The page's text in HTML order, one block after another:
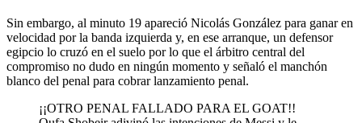
Sin embargo, al minuto 19 apareció Nicolás González para ganar en
velocidad por la banda izquierda y, en ese arranque, un defensor
egipcio lo cruzó en el suelo por lo que el árbitro central del
compromiso no dudo en ningún momento y señaló el manchón
blanco del penal para cobrar lanzamiento penal.
¡¡OTRO PENAL FALLADO PARA EL GOAT!!